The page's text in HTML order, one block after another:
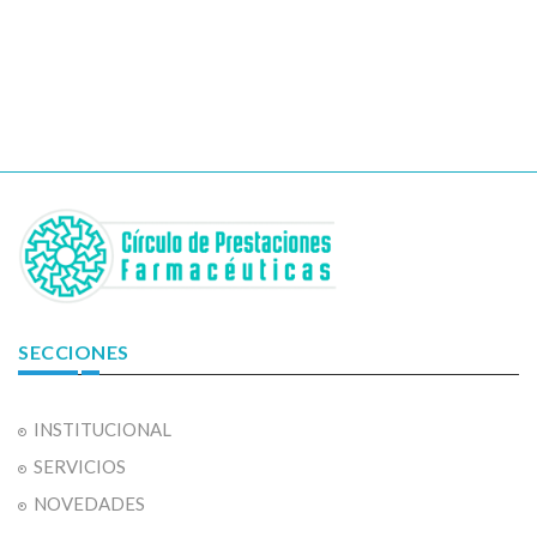
SECCIONES
INSTITUCIONAL
SERVICIOS
NOVEDADES